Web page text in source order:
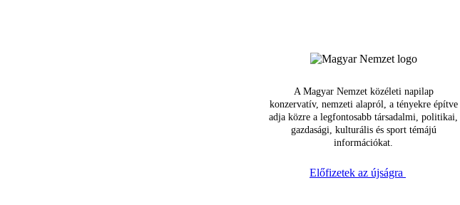
A Magyar Nemzet közéleti napilap
konzervatív, nemzeti alapról, a tényekre építve
adja közre a legfontosabb társadalmi, politikai,
gazdasági, kulturális és sport témájú
információkat.
Előfizetek az újságra